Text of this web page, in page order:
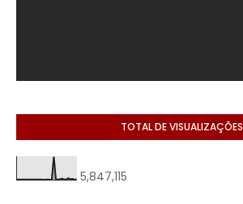
TOTAL DE VISUALIZAÇÕES
5,847,115